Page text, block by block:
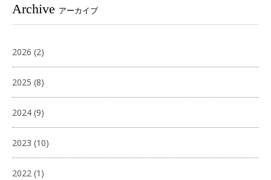
Archive アーカイブ
2026 (2)
2025 (8)
2024 (9)
2023 (10)
2022 (1)